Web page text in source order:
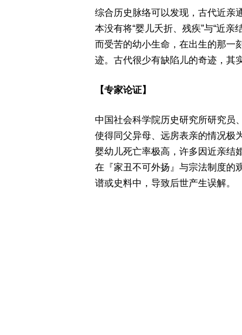
综合历史脉络可以发现，古代近亲
本没有将“婴儿夭折、残疾”与“近
而受苦的幼小生命，在出生的那一
迹。古代很少有缺陷儿的奇迹，其
【专家论证】
中国社会科学院历史研究所研究员
使得同父异母、远房表亲的情况极
婴幼儿死亡率极高，许多因近亲结
在『家丑不可外扬』与宗法制度的
谱或史料中，导致后世产生误解。